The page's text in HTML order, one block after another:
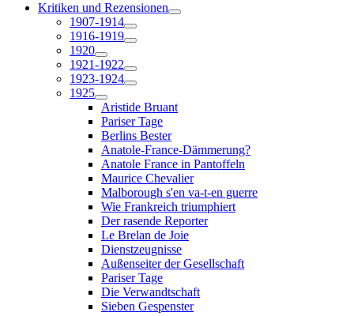
Kritiken und Rezensionen
1907-1914
1916-1919
1920
1921-1922
1923-1924
1925
Aristide Bruant
Pariser Tage
Berlins Bester
Anatole-France-Dämmerung?
Anatole France in Pantoffeln
Maurice Chevalier
Malborough s'en va-t-en guerre
Wie Frankreich triumphiert
Der rasende Reporter
Le Brelan de Joie
Dienstzeugnisse
Außenseiter der Gesellschaft
Pariser Tage
Die Verwandtschaft
Sieben Gespenster